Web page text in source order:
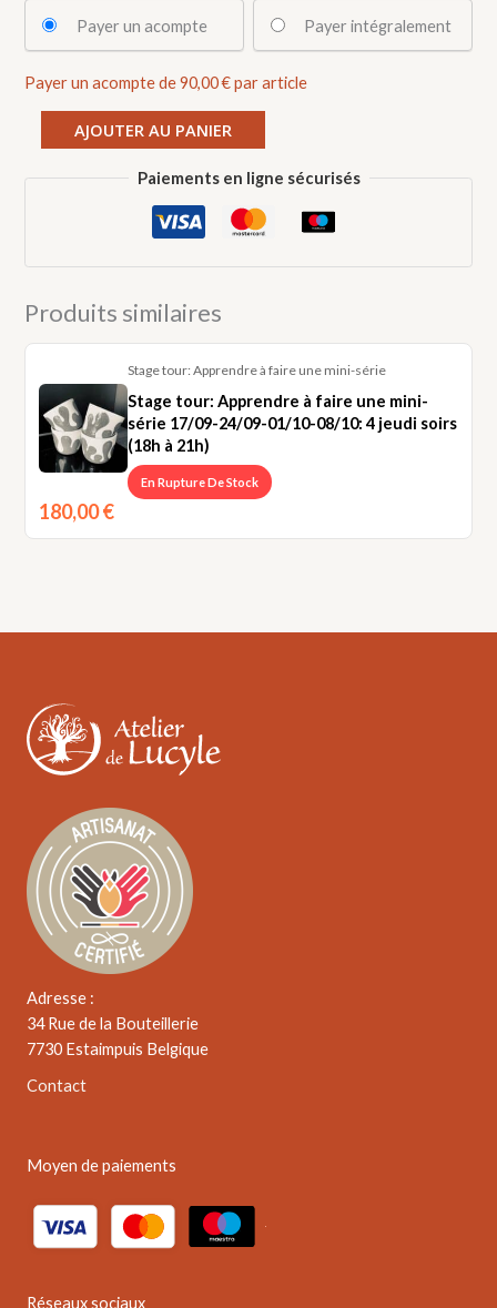
your
option
Payer un acompte Payer intégralement
Payer un acompte de90,00€par article
quantité
de
Stage
une
mini-
série
18/03-
25/03-
01/04/2027:
jeudi
soirs
AJOUTER AU PANIER
Paiements en ligne sécurisés
Produits similaires
Stage tour: Apprendre à faire une mini-série
Stage tour: Apprendre à faire une mini-
série 17/09-24/09-01/10-08/10: 4 jeudi soirs
(18h à 21h)
En Rupture De Stock
180,00€
Adresse :
34 Rue de la Bouteillerie
7730 Estaimpuis Belgique
Contact
Moyen de paiements
Réseaux sociaux